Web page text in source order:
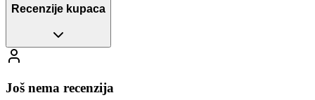
Recenzije kupaca
Još nema recenzija